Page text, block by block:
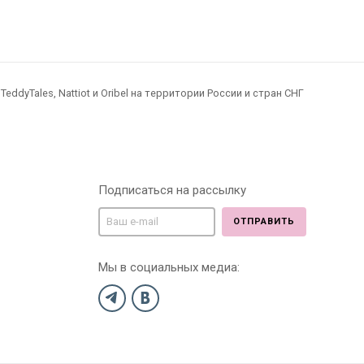
Nattiot и Oribel на территории России и стран СНГ
Подписаться на рассылку
ОТПРАВИТЬ
Мы в социальных медиа: